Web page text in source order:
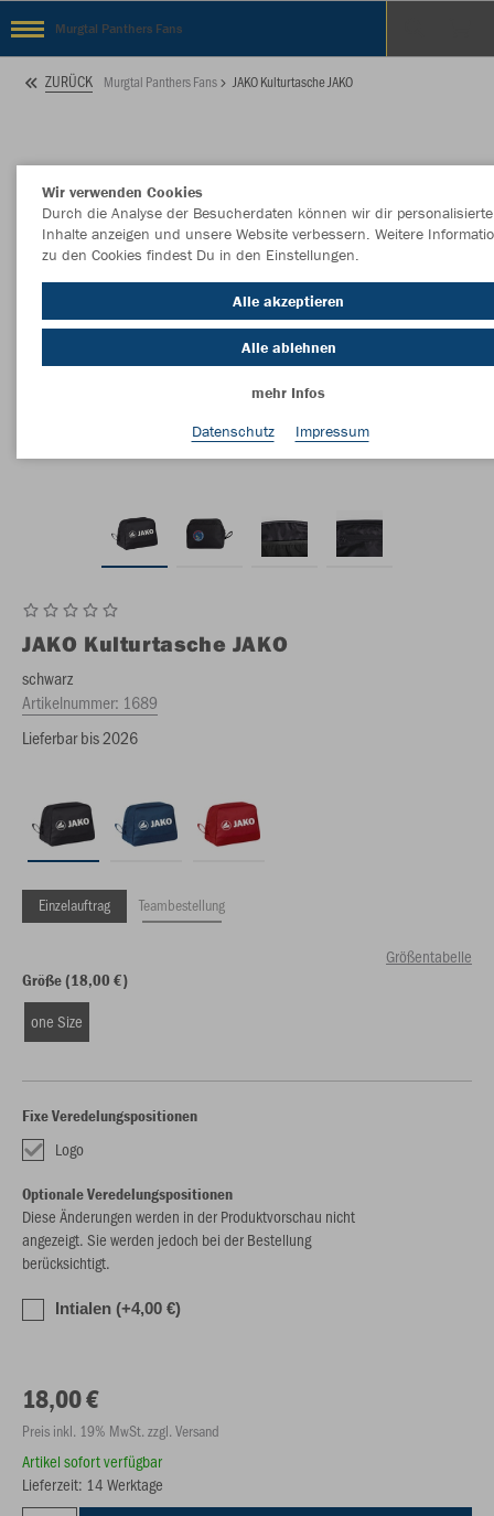
Murgtal Panthers Fans
ZURÜCK Murgtal Panthers Fans JAKO Kulturtasche JAKO
JAKO Kulturtasche JAKO
schwarz
Artikelnummer: 1689
Lieferbar bis 2026
Einzelauftrag Teambestellung
Größentabelle
Größe (18,00 €)
one Size
Fixe Veredelungspositionen
Logo
Optionale Veredelungspositionen
Diese Änderungen werden in der Produktvorschau nicht
angezeigt. Sie werden jedoch bei der Bestellung
berücksichtigt.
Intialen (+4,00 €)
18,00 €
Preis inkl. 19% MwSt. zzgl. Versand
Artikel sofort verfügbar
Lieferzeit: 14 Werktage
Wir verwenden Cookies
Durch die Analyse der Besucherdaten können wir dir personalisierte
Inhalte anzeigen und unsere Website verbessern. Weitere
zu den Cookies findest Du in den Einstellungen.
Alle akzeptieren
Alle ablehnen
mehr Infos
Datenschutz
Impressum